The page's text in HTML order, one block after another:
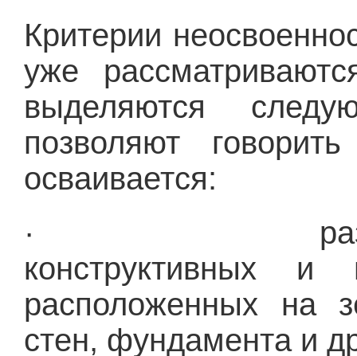
Критерии
уже
выделяются
позволяют
осваивается:
·
конструктивных
расположенных на
стен, фундамента и